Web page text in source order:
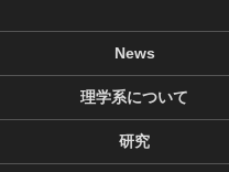
News
理学系について
研究